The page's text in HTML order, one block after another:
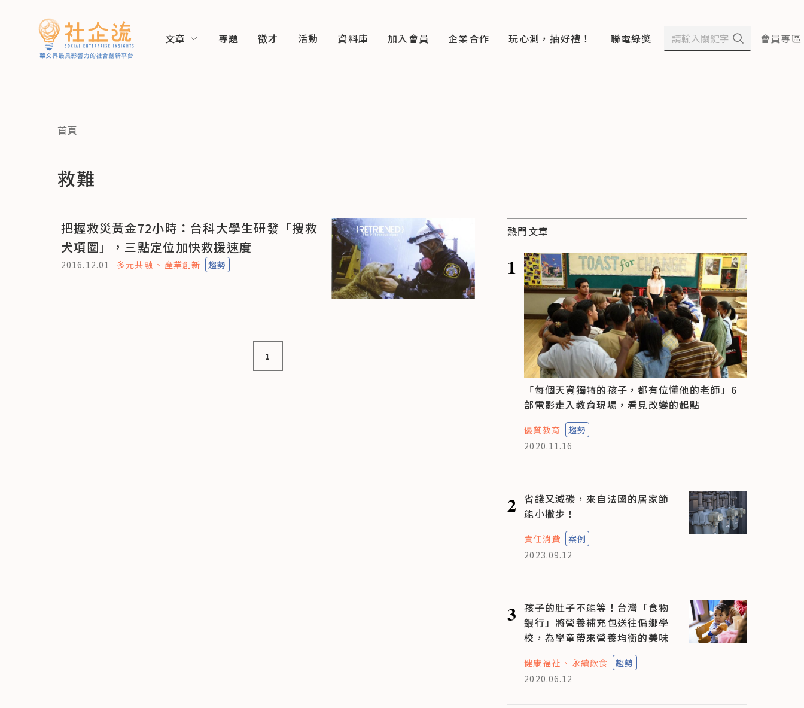
文章 專題 徵才 活動 資料庫 加入會員 企業合作 玩心測，抽好禮！ 聯電綠獎 會員專區
首頁
救難
把握救災黃金72小時：台科大學生研發「搜救
犬項圈」，三點定位加快救援速度
2016.12.01 多元共融 產業創新 趨勢
1
熱門文章
1
「每個天資獨特的孩子，都有位懂他的老師」6
部電影走入教育現場，看見改變的起點
優質教育
趨勢
2020.11.16
2 省錢又減碳，來自法國的居家節
能小撇步！
責任消費
案例
2023.09.12
3 孩子的肚子不能等！台灣「食物
銀行」將營養補充包送往偏鄉學
校，為學童帶來營養均衡的美味
健康福祉 永續飲食
趨勢
2020.06.12